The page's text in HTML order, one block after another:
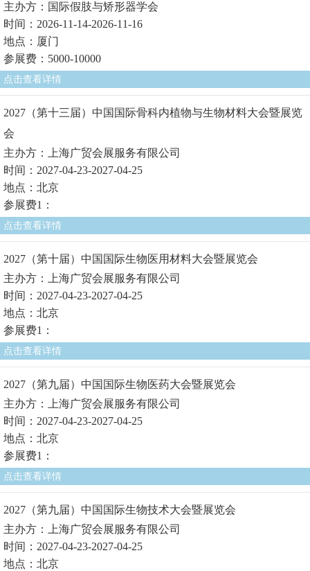
主办方：国际假肢与矫形器学会
时间：2026-11-14-2026-11-16
地点：厦门
参展费：5000-10000
点击查看详情
2027（第十三届）中国国际骨科内植物与生物材料大会暨展览
会
主办方：上海广贸会展服务有限公司
时间：2027-04-23-2027-04-25
地点：北京
参展费1：
点击查看详情
2027（第十届）中国国际生物医用材料大会暨展览会
主办方：上海广贸会展服务有限公司
时间：2027-04-23-2027-04-25
地点：北京
参展费1：
点击查看详情
2027（第九届）中国国际生物医药大会暨展览会
主办方：上海广贸会展服务有限公司
时间：2027-04-23-2027-04-25
地点：北京
参展费1：
点击查看详情
2027（第九届）中国国际生物技术大会暨展览会
主办方：上海广贸会展服务有限公司
时间：2027-04-23-2027-04-25
地点：北京